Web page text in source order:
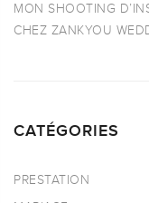
MON SHOOTING
CHEZ ZANKYOU
CATÉGORIES
PRESTATION